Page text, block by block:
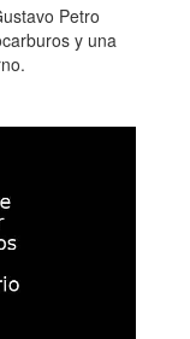
Petro
y una